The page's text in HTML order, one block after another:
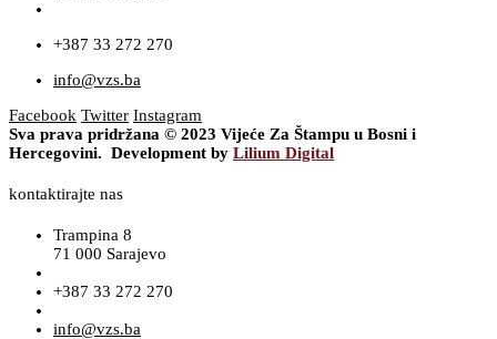
+387 33 272 270
info@vzs.ba
Facebook Twitter Instagram
Sva prava pridržana © 2023 Vijeće Za Štampu u Bosni i
Hercegovini. Development by Lilium Digital
kontaktirajte nas
Trampina 8
71 000 Sarajevo
+387 33 272 270
info@vzs.ba